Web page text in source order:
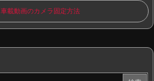
車載動画のカメラ固定方法